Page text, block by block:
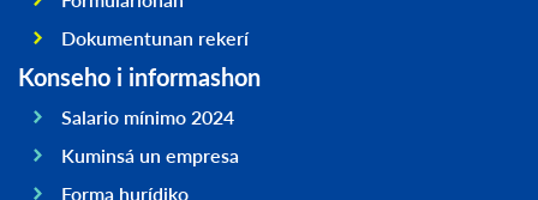
Dokumentunan rekerí
Konseho i informashon
Salario mínimo 2024
Kuminsá un empresa
Forma hurídiko